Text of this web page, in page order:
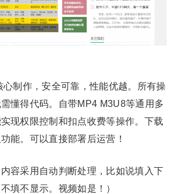
制作，安全可靠，性能优越。所有操
懂得代码。自带MP4 M3U8等通用多
现权限控制和扣点收费等操作。下载
能。可以直接部署后运营！
容采用自动判断处理，比如说填入下
填不显示。视频如是！）